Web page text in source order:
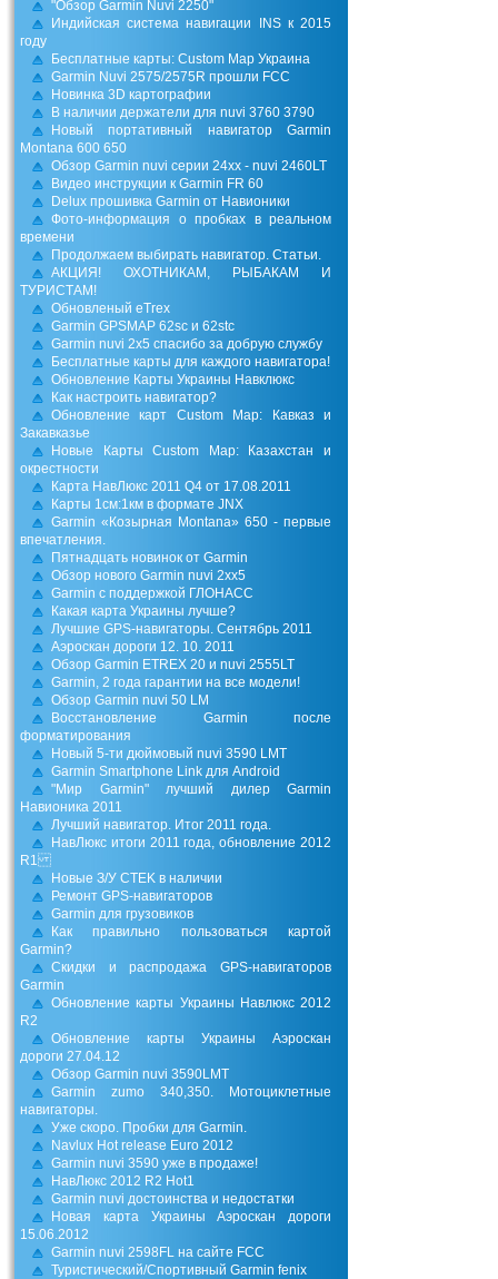
"Обзор Garmin Nuvi 2250"
Индийская система навигации INS к 2015
году
Бесплатные карты: Custom Map Украина
Garmin Nuvi 2575/2575R прошли FCC
Новинка 3D картографии
В наличии держатели для nuvi 3760 3790
Новый портативный навигатор Garmin
Montana 600 650
Обзор Garmin nuvi серии 24xx - nuvi 2460LT
Видео инструкции к Garmin FR 60
Delux прошивка Garmin от Навионики
Фото-информация о пробках в реальном
времени
Продолжаем выбирать навигатор. Статьи.
АКЦИЯ! ОХОТНИКАМ, РЫБАКАМ И
ТУРИСТАМ!
Обновленый eTrex
Garmin GPSMAP 62sc и 62stc
Garmin nuvi 2x5 спасибо за добрую службу
Бесплатные карты для каждого навигатора!
Обновление Карты Украины Навклюкс
Как настроить навигатор?
Обновление карт Custom Map: Кавказ и
Закавказье
Новые Карты Custom Map: Казахстан и
окрестности
Карта НавЛюкс 2011 Q4 от 17.08.2011
Карты 1см:1км в формате JNX
Garmin «Козырная Montana» 650 - первые
впечатления.
Пятнадцать новинок от Garmin
Обзор нового Garmin nuvi 2хх5
Garmin с поддержкой ГЛОНАСС
Какая карта Украины лучше?
Лучшие GPS-навигаторы. Сентябрь 2011
Аэроскан дороги 12. 10. 2011
Обзор Garmin ETREX 20 и nuvi 2555LT
Garmin, 2 года гарантии на все модели!
Обзор Garmin nuvi 50 LM
Восстановление Garmin после
форматирования
Новый 5-ти дюймовый nuvi 3590 LMT
Garmin Smartphone Link для Android
"Мир Garmin" лучший дилер Garmin
Навионика 2011
Лучший навигатор. Итог 2011 года.
НавЛюкс итоги 2011 года, обновление 2012
R1
Новые З/У CTEK в наличии
Ремонт GPS-навигаторов
Garmin для грузовиков
Как правильно пользоваться картой
Garmin?
Скидки и распродажа GPS-навигаторов
Garmin
Обновление карты Украины Навлюкс 2012
R2
Обновление карты Украины Аэроскан
дороги 27.04.12
Обзор Garmin nuvi 3590LMT
Garmin zumo 340,350. Мотоциклетные
навигаторы.
Уже скоро. Пробки для Garmin.
Navlux Hot release Euro 2012
Garmin nuvi 3590 уже в продаже!
НавЛюкс 2012 R2 Hot1
Garmin nuvi достоинства и недостатки
Новая карта Украины Аэроскан дороги
15.06.2012
Garmin nuvi 2598FL на сайте FCC
Туристический/Спортивный Garmin fenix